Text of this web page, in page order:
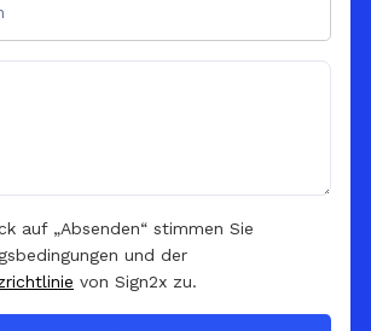
auf „Absenden“ stimmen Sie
und der
von Sign2x zu.